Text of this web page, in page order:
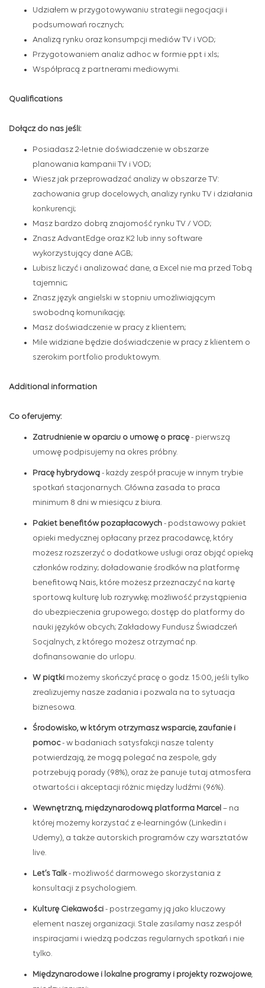
Udziałem w przygotowywaniu strategii negocjacji i
podsumowań rocznych;
Analizą rynku oraz konsumpcji mediów TV i VOD;
Przygotowaniem analiz adhoc w formie ppt i xls;
Współpracą z partnerami mediowymi.
Qualifications
Dołącz do nas jeśli:
Posiadasz 2-letnie doświadczenie w obszarze
planowania kampanii TV i VOD;
Wiesz jak przeprowadzać analizy w obszarze TV:
zachowania grup docelowych, analizy rynku TV i działania
konkurencji;
Masz bardzo dobrą znajomość rynku TV / VOD;
Znasz AdvantEdge oraz K2 lub inny software
wykorzystujący dane AGB;
Lubisz liczyć i analizować dane, a Excel nie ma przed Tobą
tajemnic;
Znasz język angielski w stopniu umożliwiającym
swobodną komunikację;
Masz doświadczenie w pracy z klientem;
Mile widziane będzie doświadczenie w pracy z klientem o
szerokim portfolio produktowym.
Additional information
Co oferujemy:
Zatrudnienie w oparciu o umowę o pracę - pierwszą
umowę podpisujemy na okres próbny.
Pracę hybrydową - każdy zespół pracuje w innym trybie
spotkań stacjonarnych. Główna zasada to praca
minimum 8 dni w miesiącu z biura.
Pakiet benefitów pozapłacowych - podstawowy pakiet
opieki medycznej opłacany przez pracodawcę, który
możesz rozszerzyć o dodatkowe usługi oraz objąć opieką
członków rodziny; doładowanie środków na platformę
benefitową Nais, które możesz przeznaczyć na kartę
sportową kulturę lub rozrywkę; możliwość przystąpienia
do ubezpieczenia grupowego; dostęp do platformy do
nauki języków obcych; Zakładowy Fundusz Świadczeń
Socjalnych, z którego możesz otrzymać np.
dofinansowanie do urlopu.
W piątki możemy skończyć pracę o godz. 15:00, jeśli tylko
zrealizujemy nasze zadania i pozwala na to sytuacja
biznesowa.
Środowisko, w którym otrzymasz wsparcie, zaufanie i
pomoc- w badaniach satysfakcji nasze talenty
potwierdzają, że mogą polegać na zespole, gdy
potrzebują porady (98%), oraz że panuje tutaj atmosfera
otwartości i akceptacji różnic między ludźmi (96%).
Wewnętrzną, międzynarodową platforma Marcel – na
której możemy korzystać z e-learningów (Linkedin i
Udemy), a także autorskich programów czy warsztatów
live.
Let’s Talk - możliwość darmowego skorzystania z
konsultacji z psychologiem.
Kulturę Ciekawości - postrzegamy ją jako kluczowy
element naszej organizacji. Stale zasilamy nasz zespół
inspiracjami i wiedzą podczas regularnych spotkań i nie
tylko.
Międzynarodowe i lokalne programy i projekty rozwojowe,